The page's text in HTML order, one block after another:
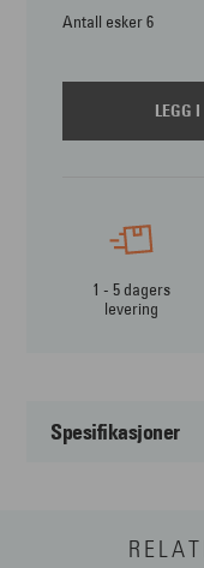
Antall esker 6
LEGG
1 - 5 dagers
levering
Spesifikasjoner